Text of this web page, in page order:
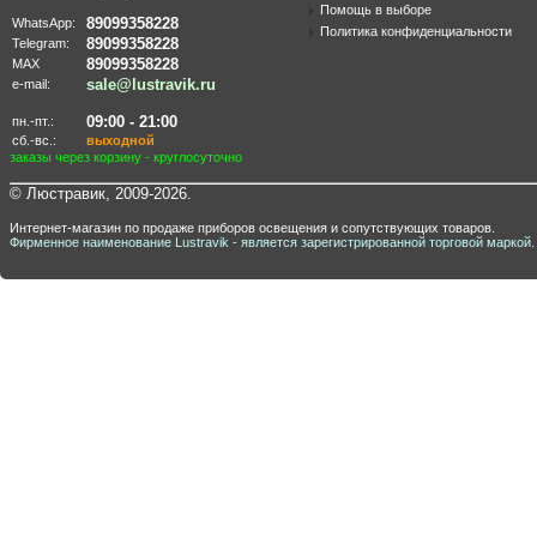
WhatsApp: 89099358228
Telegram: 89099358228
MAX 89099358228
e-mail: sale@lustravik.ru
пн.-пт.: 09:00 - 21:00
сб.-вс.:
выходной
заказы через корзину - круглосуточно
Помощь в выборе
Политика конфиденциальности
© Люстравик, 2009-2026.
Интернет-магазин по продаже приборов освещения и сопутствующих товаров.
Фирменное наименование Lustravik - является зарегистрированной торговой